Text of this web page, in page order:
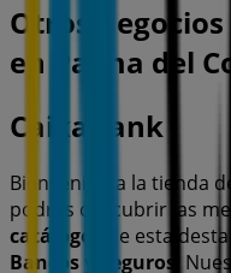
Otros negocios
en Palma del
CaixaBank
Bienvenido a la tienda
podrás descubrir las
catálogos
de esta
Bancos y Seguros .